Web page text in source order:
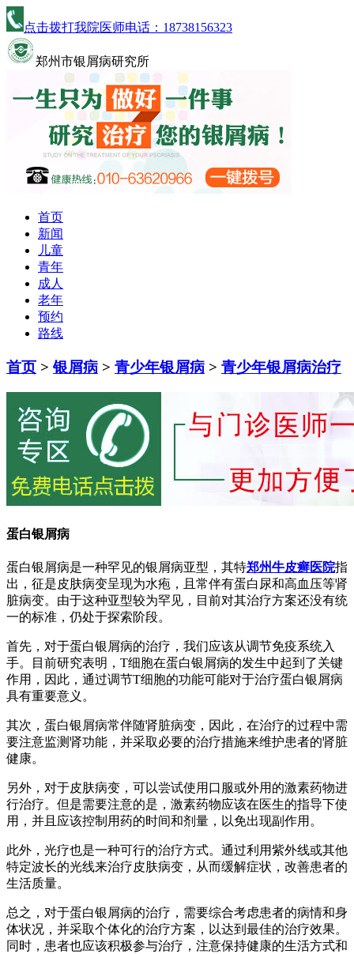
点击拨打我院医师电话： 18738156323
郑州市银屑病研究所
首页
新闻
儿童
青年
成人
老年
预约
路线
首页 >银屑病 > 青少年银屑病 > 青少年银屑病治疗
蛋白银屑病
蛋白银屑病是一种罕见的银屑病亚型，其特郑州牛皮癣医院指
出，征是皮肤病变呈现为水疱，且常伴有蛋白尿和高血压等肾
脏病变。由于这种亚型较为罕见，目前对其治疗方案还没有统
一的标准，仍处于探索阶段。
首先，对于蛋白银屑病的治疗，我们应该从调节免疫系统入
手。目前研究表明，T细胞在蛋白银屑病的发生中起到了关键
作用，因此，通过调节T细胞的功能可能对于治疗蛋白银屑病
具有重要意义。
其次，蛋白银屑病常伴随肾脏病变，因此，在治疗的过程中需
要注意监测肾功能，并采取必要的治疗措施来维护患者的肾脏
健康。
另外，对于皮肤病变，可以尝试使用口服或外用的激素药物进
行治疗。但是需要注意的是，激素药物应该在医生的指导下使
用，并且应该控制用药的时间和剂量，以免出现副作用。
此外，光疗也是一种可行的治疗方式。通过利用紫外线或其他
特定波长的光线来治疗皮肤病变，从而缓解症状，改善患者的
生活质量。
总之，对于蛋白银屑病的治疗，需要综合考虑患者的病情和身
体状况，并采取个体化的治疗方案，以达到最佳的治疗效果。
同时，患者也应该积极参与治疗，注意保持健康的生活方式和